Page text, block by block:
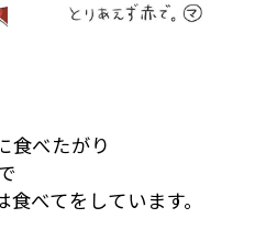
食べたがり
べてをしています。